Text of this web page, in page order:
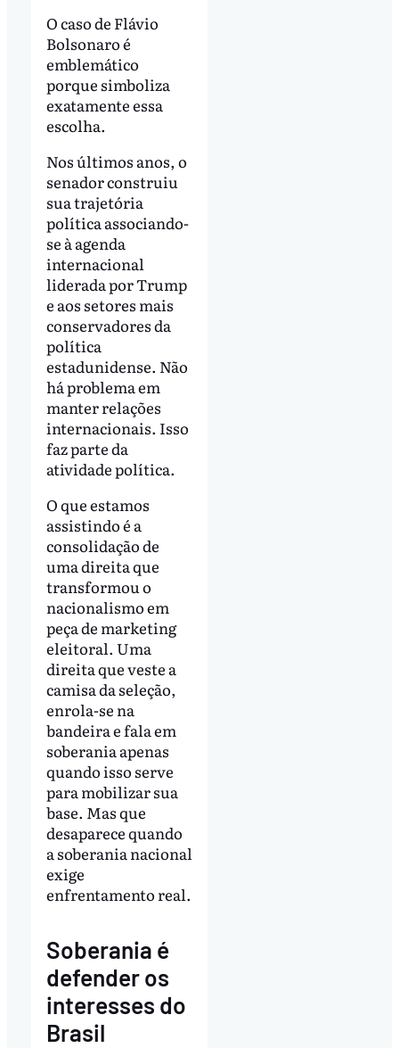
O caso de Flávio
Bolsonaro é
emblemático
porque simboliza
exatamente essa
escolha.
Nos últimos anos, o
senador construiu
sua trajetória
política associando-
se à agenda
internacional
liderada por Trump
e aos setores mais
conservadores da
política
estadunidense. Não
há problema em
manter relações
internacionais. Isso
faz parte da
atividade política.
O que estamos
assistindo é a
consolidação de
uma direita que
transformou o
nacionalismo em
peça de marketing
eleitoral. Uma
direita que veste a
camisa da seleção,
enrola-se na
bandeira e fala em
soberania apenas
quando isso serve
para mobilizar sua
base. Mas que
desaparece quando
a soberania nacional
exige
enfrentamento real.
Soberania é
defender os
interesses do
Brasil